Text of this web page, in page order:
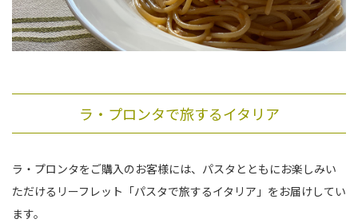
ラ・プロンタで旅するイタリア
ラ・プロンタをご購入のお客様には、パスタとともにお楽しみい
ただけるリーフレット「パスタで旅するイタリア」をお届けしてい
ます。